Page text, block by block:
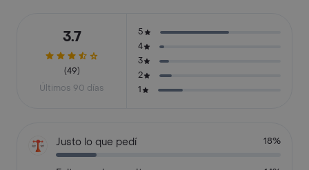
3.7
(49)
Últimos 90 días
5
4
3
2
1
Justo lo que pedí 18%